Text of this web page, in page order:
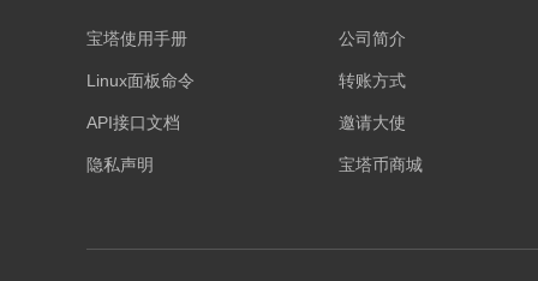
宝塔使用手册
Linux面板命令
API接口文档
隐私声明
公司简介
转账方式
邀请大使
宝塔币商城